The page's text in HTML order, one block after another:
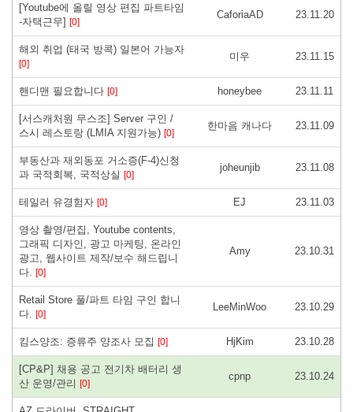
[Youtube에 올릴 영상 편집 파트타임
-자택근무] [0]
CaforiaAD 23.11.20
해외 취업 (태국 방콕) 일본어 가능자
[0]
미우 23.11.15
핸디맨 필요합니다 [0] honeybee 23.11.11
[서스캐처원 무스조] Server 구인 /
스시 레스토랑 (LMIA 지원가능) [0]
한마음 캐나다 23.11.09
부동산과 재외동포 거소증(F-4)신청
과 국적회복, 국적상실 [0]
joheunjib 23.11.08
테일러 유경험자 [0] EJ 23.11.03
영상 촬영/편집, Youtube contents,
그래픽 디자인, 광고 마케팅, 온라인
광고, 웹사이트 제작/보수 해드립니
다.
[0]
Amy 23.10.31
Retail Store 풀/파트 타임 구인 합니
다.
[0]
LeeMinWoo 23.10.29
킴스양조: 증류주 양조사 모집 [0] HjKim 23.10.28
[CP&P] 채용 공고 전기차 배터리 생
산 운영/관리 [0]
cpnp 23.10.24